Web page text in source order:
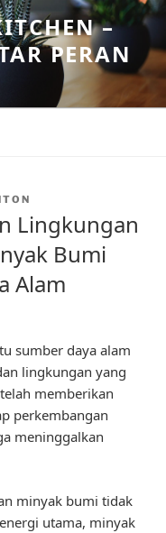
–
PERAN
Lingkungan
Bumi
Alam
sumber daya alam
lingkungan yang
memberikan
perkembangan
meninggalkan
minyak bumi tidak
utama, minyak